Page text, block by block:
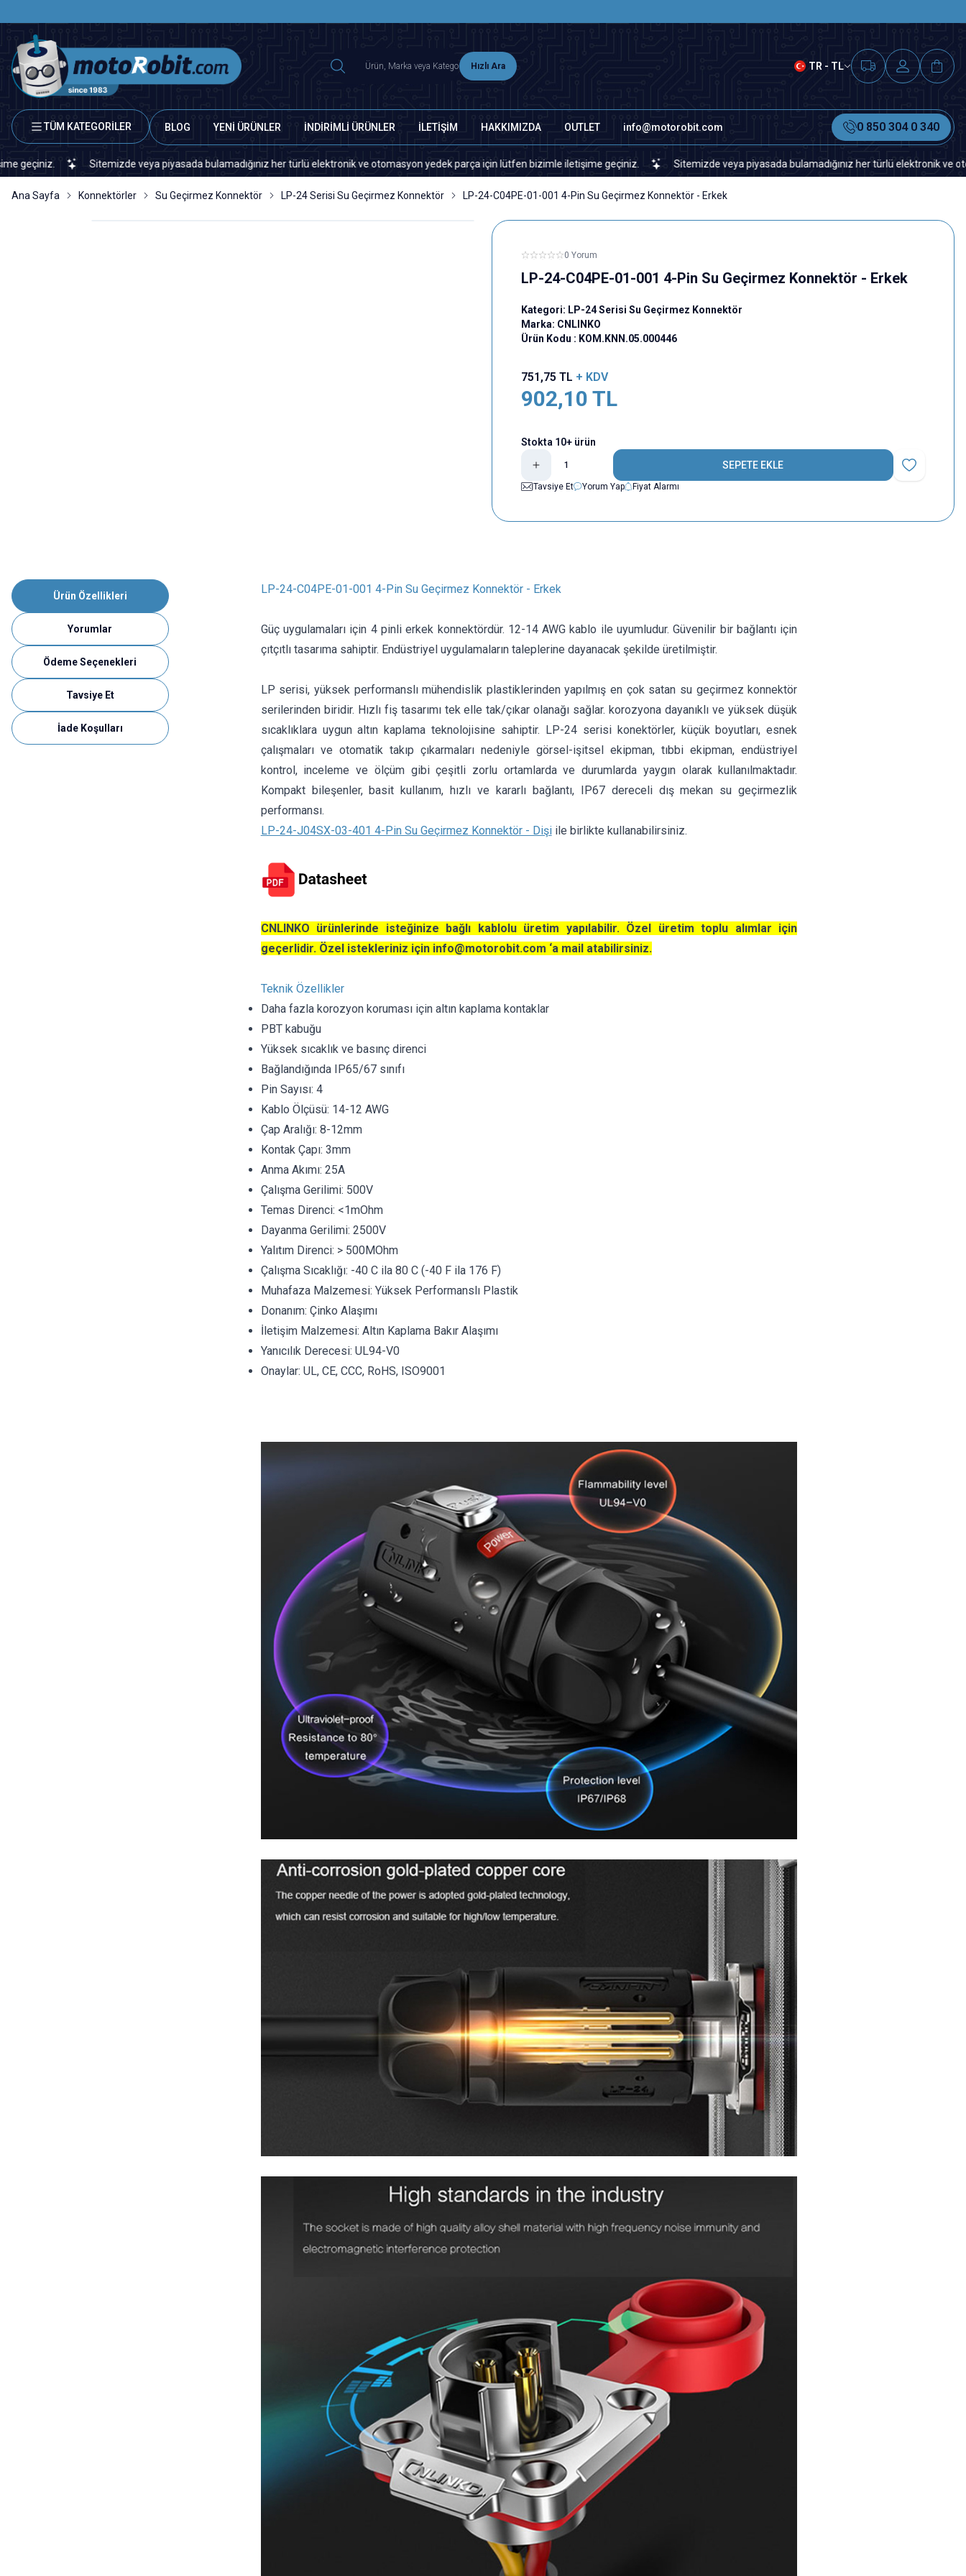
Hızlı Ara TR - TL
TÜM KATEGORİLER BLOG YENİ ÜRÜNLER İNDİRİMLİ ÜRÜNLER İLETİŞİM HAKKIMIZDA OUTLET info@motorobit.com 0 850 304 0 340
Sitemizde veya piyasada bulamadığınız her türlü elektronik ve otomasyon yedek parça için lütfen bizimle iletişime geçiniz. Sitemizde veya piyasada bulamadığınız her türlü elektronik ve otomasyon yedek
Ana Sayfa Konnektörler Su Geçirmez Konnektör LP-24 Serisi Su Geçirmez Konnektör LP-24-C04PE-01-001 4-Pin Su Geçirmez Konnektör - Erkek
0 Yorum
LP-24-C04PE-01-001 4-Pin Su Geçirmez Konnektör - Erkek
Kategori: LP-24 Serisi Su Geçirmez Konnektör
Marka: CNLINKO
Ürün Kodu : KOM.KNN.05.000446
751,75 TL + KDV
902,10 TL
Stokta 10+ ürün
SEPETE EKLE
Favoriye Ekle
Tavsiye Et
Yorum Yap Fiyat Alarmı
Ürün Özellikleri
Yorumlar
Ödeme Seçenekleri
Tavsiye Et
İade Koşulları
LP-24-C04PE-01-001 4-Pin Su Geçirmez Konnektör - Erkek
Güç uygulamaları için 4 pinli erkek konnektördür. 12-14 AWG kablo ile uyumludur. Güvenilir bir bağlantı için
çıtçıtlı tasarıma sahiptir. Endüstriyel uygulamaların taleplerine dayanacak şekilde üretilmiştir.
LP serisi, yüksek performanslı mühendislik plastiklerinden yapılmış en çok satan su geçirmez konnektör
serilerinden biridir. Hızlı fiş tasarımı tek elle tak/çıkar olanağı sağlar. korozyona dayanıklı ve yüksek düşük
sıcaklıklara uygun altın kaplama teknolojisine sahiptir. LP-24 serisi konektörler, küçük boyutları, esnek
çalışmaları ve otomatik takıp çıkarmaları nedeniyle görsel-işitsel ekipman, tıbbi ekipman, endüstriyel
kontrol, inceleme ve ölçüm gibi çeşitli zorlu ortamlarda ve durumlarda yaygın olarak kullanılmaktadır.
Kompakt bileşenler, basit kullanım, hızlı ve kararlı bağlantı, IP67 dereceli dış mekan su geçirmezlik
performansı.
LP-24-J04SX-03-401 4-Pin Su Geçirmez Konnektör - Dişiile birlikte kullanabilirsiniz.
CNLINKO ürünlerinde isteğinize bağlı kablolu üretim yapılabilir. Özel üretim toplu alımlar için
geçerlidir. Özel istekleriniz için info@motorobit.com ‘a mail atabilirsiniz.
Teknik Özellikler
Daha fazla korozyon koruması için altın kaplama kontaklar
PBT kabuğu
Yüksek sıcaklık ve basınç direnci
Bağlandığında IP65/67 sınıfı
Pin Sayısı: 4
Kablo Ölçüsü: 14-12 AWG
Çap Aralığı: 8-12mm
Kontak Çapı: 3mm
Anma Akımı: 25A
Çalışma Gerilimi: 500V
Temas Direnci: <1mOhm
Dayanma Gerilimi: 2500V
Yalıtım Direnci: > 500MOhm
Çalışma Sıcaklığı: -40 C ila 80 C (-40 F ila 176 F)
Muhafaza Malzemesi: Yüksek Performanslı Plastik
Donanım: Çinko Alaşımı
İletişim Malzemesi: Altın Kaplama Bakır Alaşımı
Yanıcılık Derecesi: UL94-V0
Onaylar: UL, CE, CCC, RoHS, ISO9001